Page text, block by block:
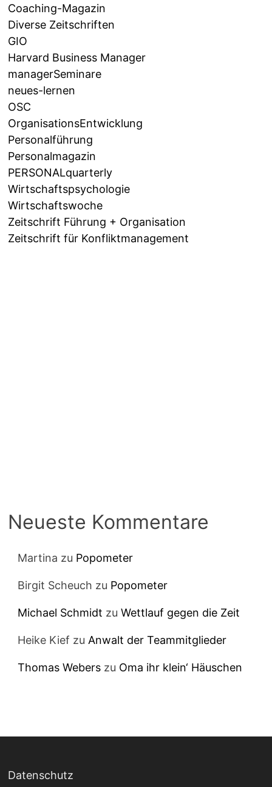
Coaching-Magazin
Diverse Zeitschriften
GIO
Harvard Business Manager
managerSeminare
neues-lernen
OSC
OrganisationsEntwicklung
Personalführung
Personalmagazin
PERSONALquarterly
Wirtschaftspsychologie
Wirtschaftswoche
Zeitschrift Führung + Organisation
Zeitschrift für Konfliktmanagement
Neueste Kommentare
Martina zu Popometer
Birgit Scheuch zu Popometer
Michael Schmidt zuWettlauf gegen die Zeit
Heike Kief zuAnwalt der Teammitglieder
Thomas Webers zu Oma ihr klein‘ Häuschen
Datenschutz